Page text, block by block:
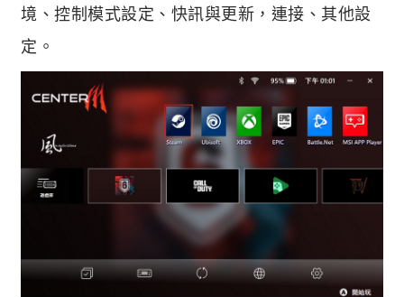
境、控制模式設定、快訊與更新，連接、其他設
定。